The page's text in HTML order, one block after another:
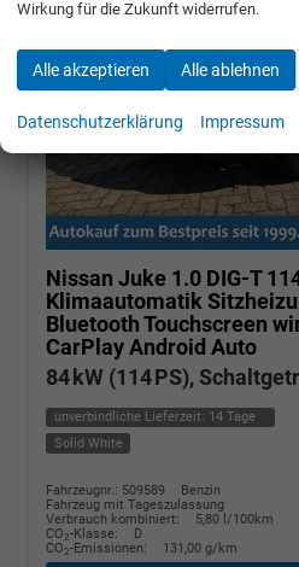
Nissan Juke 1.0 DIG-T
Klimaautomatik
Bluetooth Touchscreen
CarPlay Android Auto
84 kW (114 PS),
unverbindliche Lieferzeit: 14 Tage
Solid White
Fahrzeugnr.: 509589
Benzin
Fahrzeug mit Tageszulassung
Verbrauch kombiniert:
5,80 l/100km
CO2-Klasse:
D
CO2-Emissionen: 131,00 g/km
Wirkung für die Zukunft widerrufen.
Alle akzeptieren Alle ablehnen
Datenschutzerklärung Impressum